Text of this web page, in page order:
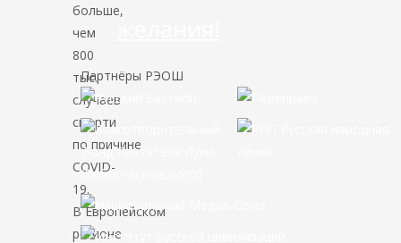
больше,
чем
800
тыс.
случаев
смерти
по причине
COVID-
19.
В Европейском
регионе
Партнёры РЭОШ